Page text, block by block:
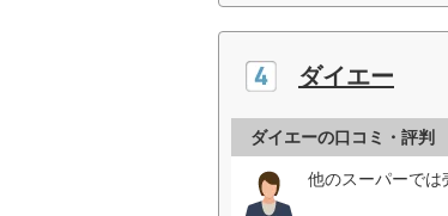
ダイエー
ダイエーの口コミ・評判
他のスーパーでは